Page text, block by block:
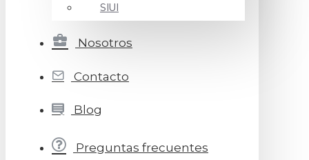
SIUI
Nosotros
Contacto
Blog
Preguntas frecuentes